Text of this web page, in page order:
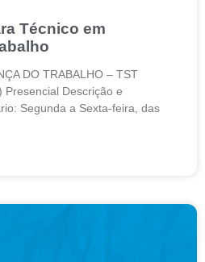
Técnico em
DO TRABALHO – TST
Presencial Descrição e
Segunda a Sexta-feira, das